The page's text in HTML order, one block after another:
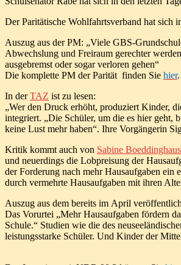
Der Paritätische Wohlfahrtsverband hat sich
Auszug aus der PM: „Viele GBS-
Abwechslung und Freiraum gerechter
ausgebremst oder sogar verloren gehen“
Die komplette PM der Parität finden Sie hier.
In derTAZ ist zu lesen:
„Wer den Druck erhöht, produziert Kinder,
integriert. „Die Schüler, um die es hier geht,
keine Lust mehr haben“. Ihre Vorgängerin
Kritik kommt auch von Sabine Boeddinghaus
und neuerdings die Lobpreisung der
der Forderung nach mehr Hausaufgaben
durch vermehrte Hausaufgaben mit ihren
Auszug aus dem bereits im April
Das Vorurtei „Mehr Hausaufgaben fördern
Schule.“ Studien wie die des
leistungsstarke Schüler. Und Kinder der